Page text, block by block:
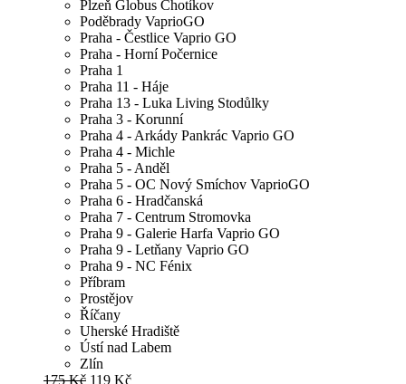
Plzeň Globus Chotíkov
Poděbrady VaprioGO
Praha - Čestlice Vaprio GO
Praha - Horní Počernice
Praha 1
Praha 11 - Háje
Praha 13 - Luka Living Stodůlky
Praha 3 - Korunní
Praha 4 - Arkády Pankrác Vaprio GO
Praha 4 - Michle
Praha 5 - Anděl
Praha 5 - OC Nový Smíchov VaprioGO
Praha 6 - Hradčanská
Praha 7 - Centrum Stromovka
Praha 9 - Galerie Harfa Vaprio GO
Praha 9 - Letňany Vaprio GO
Praha 9 - NC Fénix
Příbram
Prostějov
Říčany
Uherské Hradiště
Ústí nad Labem
Zlín
175 Kč 119 Kč